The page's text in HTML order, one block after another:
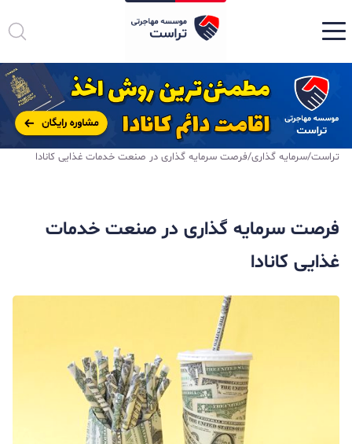
تراست/سرمایه گذاری/فرصت سرمایه گذاری در صنعت خدمات غذایی کانادا
فرصت سرمایه گذاری در صنعت خدمات
غذایی کانادا